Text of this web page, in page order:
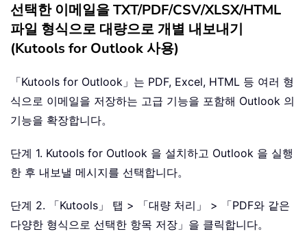
선택한 이메일을 TXT/PDF/CSV/XLSX/HTML
파일 형식으로 대량으로 개별 내보내기
(Kutools for Outlook 사용)
「Kutools for Outlook」는 PDF, Excel, HTML 등 여러 형
식으로 이메일을 저장하는 고급 기능을 포함해 Outlook 의
기능을 확장합니다。
단계 1. Kutools for Outlook 을 설치하고 Outlook 을 실행
한 후 내보낼 메시지를 선택합니다。
단계 2. 「Kutools」 탭 > 「대량 처리」 > 「PDF와 같은
다양한 형식으로 선택한 항목 저장」을 클릭합니다。